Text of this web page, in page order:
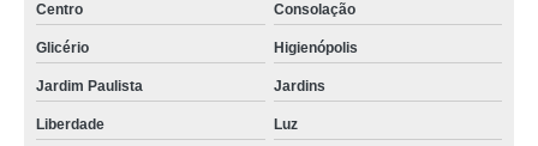
Centro Consolação
Glicério Higienópolis
Jardim Paulista Jardins
Liberdade Luz